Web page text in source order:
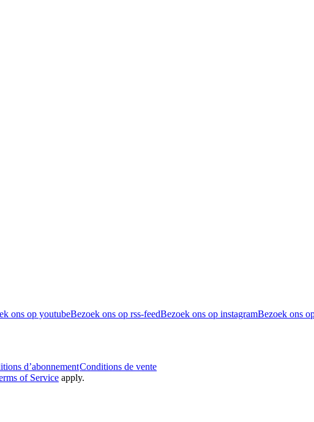
ons op youtubeBezoek ons op rss-feedBezoek ons op instagramBezoek ons
d’abonnementConditions de vente
of Service apply.